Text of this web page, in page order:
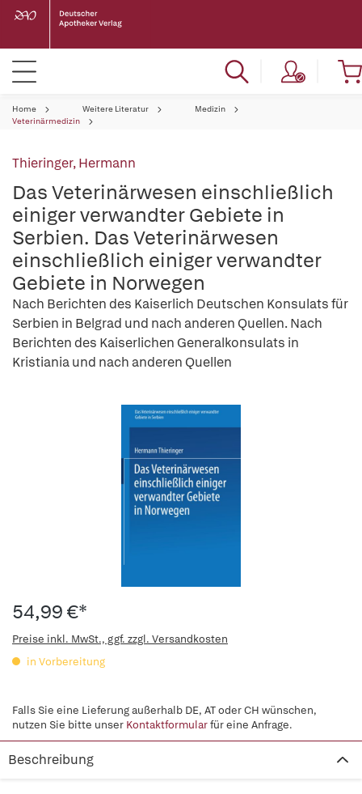
Home Weitere Literatur
Medizin
Veterinärmedizin
Thieringer, Hermann
Das Veterinärwesen einschließlich
einiger verwandter Gebiete in
Serbien. Das Veterinärwesen
einschließlich einiger verwandter
Gebiete in Norwegen
Nach Berichten des Kaiserlich Deutschen Konsulats für
Serbien in Belgrad und nach anderen Quellen. Nach
Berichten des Kaiserlichen Generalkonsulats in
Kristiania und nach anderen Quellen
54,99 €*
Preise inkl. MwSt., ggf. zzgl. Versandkosten
in Vorbereitung
Falls Sie eine Lieferung außerhalb DE, AT oder CH wünschen,
nutzen Sie bitte unser Kontaktformularfür eine Anfrage.
Beschreibung